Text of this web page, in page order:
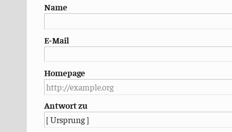
Name
E-Mail
Homepage
Antwort zu